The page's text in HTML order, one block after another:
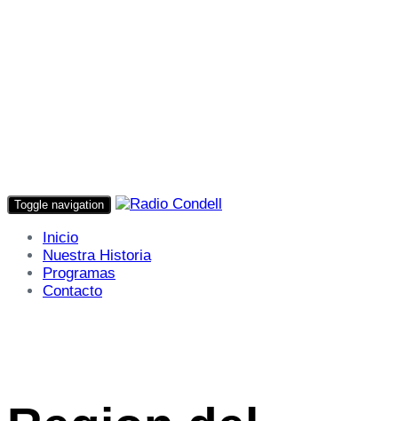
Toggle navigation
Inicio
Nuestra Historia
Programas
Contacto